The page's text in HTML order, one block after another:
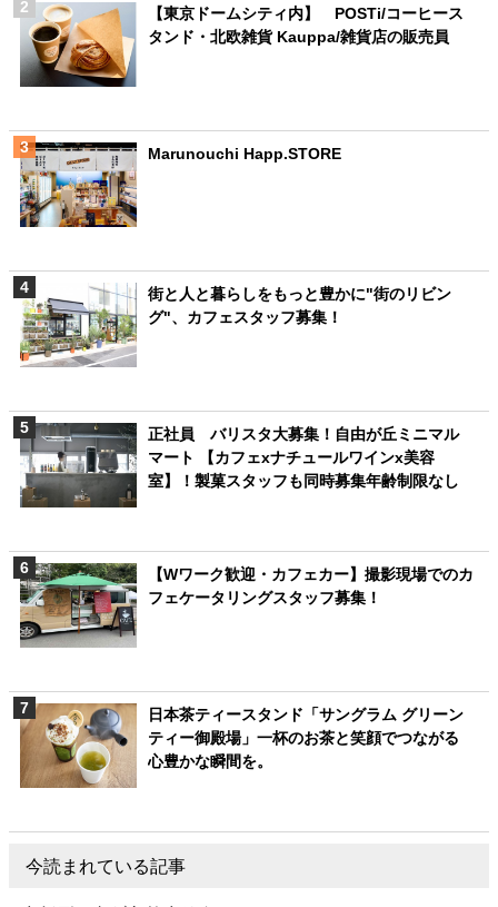
【東京ドームシティ内】 POSTi/コーヒース
タンド・北欧雑貨 Kauppa/雑貨店の販売員
Marunouchi Happ.STORE
街と人と暮らしをもっと豊かに"街のリビン
グ"、カフェスタッフ募集！
正社員 バリスタ大募集！自由が丘ミニマル
マート 【カフェxナチュールワインx美容
室】！製菓スタッフも同時募集年齢制限なし
【Wワーク歓迎・カフェカー】撮影現場でのカ
フェケータリングスタッフ募集！
日本茶ティースタンド「サングラム グリーン
ティー御殿場」一杯のお茶と笑顔でつながる
心豊かな瞬間を。
今読まれている記事